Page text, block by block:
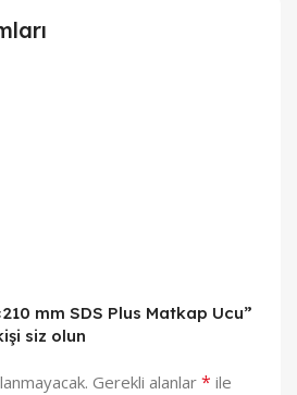
mm SDS Plus Matkap Ucu”
siz olun
Gerekli alanlar * ile